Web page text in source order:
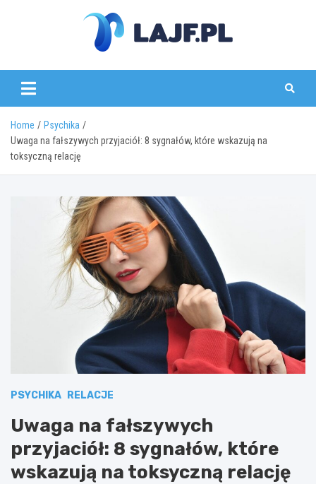
lajf.pl
Home
Psychika
Uwaga na fałszywych przyjaciół: 8 sygnałów, które wskazują na
toksyczną relację
PSYCHIKA RELACJE
Uwaga na fałszywych
przyjaciół: 8 sygnałów, które
wskazują na toksyczną relację